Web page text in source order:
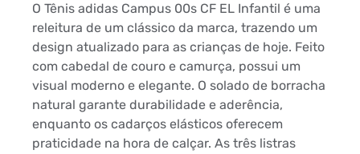
O Tênis adidas Campus 00s CF EL Infantil é uma
releitura de um clássico da marca, trazendo um
design atualizado para as crianças de hoje. Feito
com cabedal de couro e camurça, possui um
visual moderno e elegante. O solado de borracha
natural garante durabilidade e aderência,
enquanto os cadarços elásticos oferecem
praticidade na hora de calçar. As três listras